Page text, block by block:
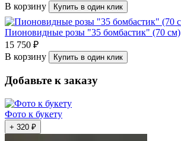
В корзину
Купить в один клик
Пионовидные розы "35 бомбастик" (70 см)
15 750 ₽
В корзину
Купить в один клик
Добавьте к заказу
Фото к букету
+ 320 ₽